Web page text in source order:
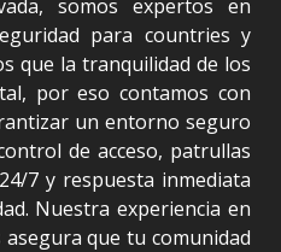
somos expertos en
para countries y
que la tranquilidad de los
por eso contamos con
un entorno seguro
de acceso, patrullas
7 y respuesta inmediata
Nuestra experiencia en
que tu comunidad